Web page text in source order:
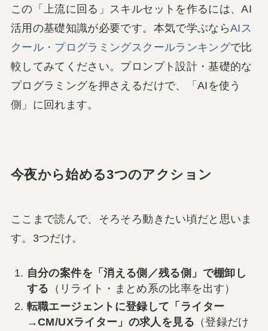
この「上流に回る」スキルセットを作るには、AI
活用の基礎知識が必要です。本気で学ぶならAIス
クール・プログラミングスクールランキングで比
較してみてください。プロンプト設計・基礎的な
プログラミングを押さえるだけで、「AIを使う
側」に回れます。
今夜から始める3つのアクション
ここまで読んで、そろそろ動きたい頃だと思いま
す。3つだけ。
自分の案件を「消える側／残る側」で棚卸し
する （リライト・まとめ系の比率を出す）
転職エージェントに登録して「ライター
→CM/UXライター」の求人を見る （登録だけ